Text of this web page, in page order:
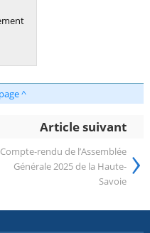
^
Article suivant
Compte-rendu de l’Assemblée
Générale 2025 de la Haute-
Savoie ›